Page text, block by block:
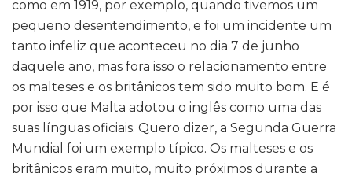
como em 1919, por exemplo, quando tivemos um
pequeno desentendimento, e foi um incidente um
tanto infeliz que aconteceu no dia 7 de junho
daquele ano, mas fora isso o relacionamento entre
os malteses e os britânicos tem sido muito bom. E é
por isso que Malta adotou o inglês como uma das
suas línguas oficiais. Quero dizer, a Segunda Guerra
Mundial foi um exemplo típico. Os malteses e os
britânicos eram muito, muito próximos durante a